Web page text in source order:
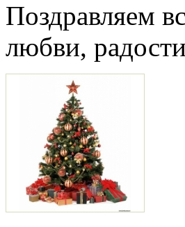
Поздравляем
любви,